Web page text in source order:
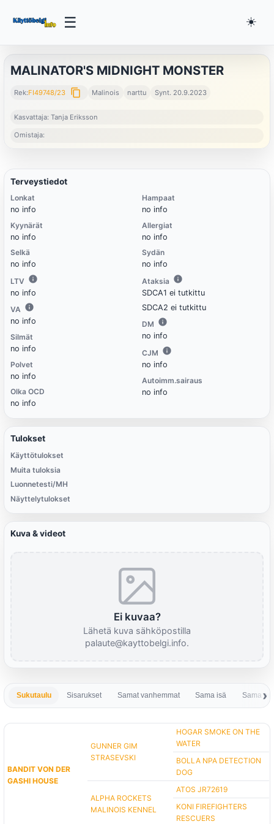
☰ ☀️
MALINATOR'S MIDNIGHT MONSTER
Rek:FI49748/23 content_copy Malinois narttu Synt. 20.9.2023
Kasvattaja: Tanja Eriksson
Omistaja:
Terveystiedot
Lonkat
no info
Kyynärät
no info
Selkä
no info
LTV
no info
VA
no info
Silmät
no info
Polvet
no info
Olka OCD
no info
Hampaat
no info
Allergiat
no info
Sydän
no info
Ataksia
SDCA1 ei tutkittu
SDCA2 ei tutkittu
DM
no info
CJM
no info
Autoimm.sairaus
no info
Tulokset
Käyttötulokset
Muita tuloksia
Luonnetesti/MH
Näyttelytulokset
Kuva & videot
Ei kuvaa?
Lähetä kuva sähköpostilla
palaute@kayttobelgi.info.
Sukutaulu Sisarukset Samat vanhemmat Sama isä Sama
BANDIT VON DER
GASHI HOUSE
GUNNER GIM
STRASEVSKI
HOGAR SMOKE ON THE
WATER
BOLLA NPA DETECTION
DOG
ALPHA ROCKETS
MALINOIS KENNEL
ATOS JR72619
KONI FIREFIGHTERS
RESCUERS